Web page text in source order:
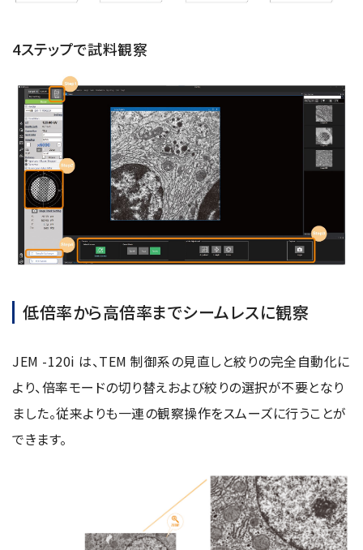
4ステップで試料観察
低倍率から高倍率までシームレスに観察
JEM -120i は、TEM 制御系の見直しと絞りの完全自動化に
より、倍率モードの切り替えおよび絞りの選択が不要となり
ました。従来よりも一連の観察操作をスムーズに行うことが
できます。